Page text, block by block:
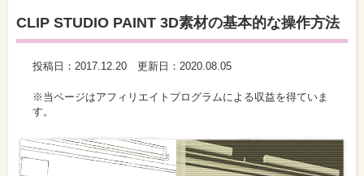
CLIP STUDIO PAINT 3D素材の基本的な操作方法
投稿日： 2017.12.20 更新日： 2020.08.05
※当ページはアフィリエイトプログラムによる収益を得ていま
す。